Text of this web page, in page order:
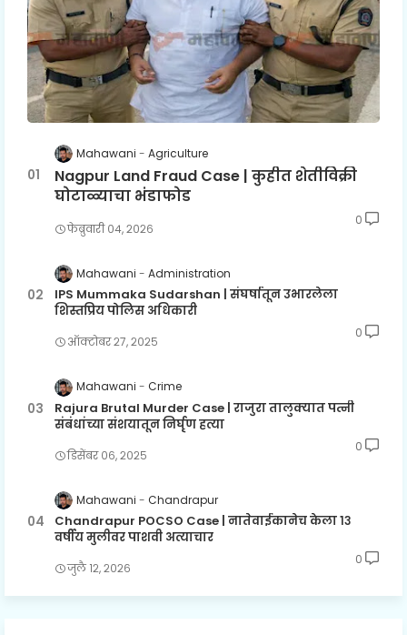
Mahawani Agriculture
Nagpur Land Fraud Case | कुहीत शेतीविक्री
घोटाळ्याचा भंडाफोड
फेब्रुवारी ०४, २०२६
0
Mahawani Administration
IPS Mummaka Sudarshan | संघर्षातून उभारलेला
शिस्तप्रिय पोलिस अधिकारी
ऑक्टोबर २७, २०२५
0
Mahawani Crime
Rajura Brutal Murder Case | राजुरा तालुक्यात पत्नी
संबंधांच्या संशयातून निर्घृण हत्या
डिसेंबर ०६, २०२५
0
Mahawani Chandrapur
Chandrapur POCSO Case | नातेवाईकानेच केला १३
वर्षीय मुलीवर पाशवी अत्याचार
जुलै १२, २०२६
0